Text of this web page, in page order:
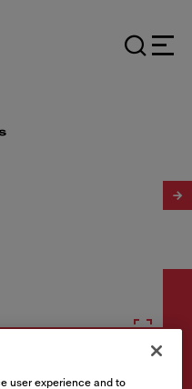
user experience and to